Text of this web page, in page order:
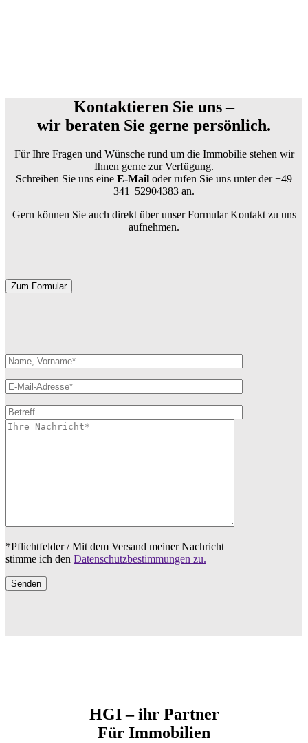
Kontaktieren Sie uns –
wir beraten Sie gerne persönlich.
Für Ihre Fragen und Wünsche rund um die Immobilie stehen wir
Ihnen gerne zur Verfügung.
Schreiben Sie uns eine E-Mail oder rufen Sie uns unter der +49
341 52904383 an.
Gern können Sie auch direkt über unser Formular Kontakt zu uns
aufnehmen.
Zum Formular
*Pflichtfelder / Mit dem Versand meiner Nachricht
stimme ich den Datenschutzbestimmungen zu.
HGI – ihr Partner
Für Immobilien